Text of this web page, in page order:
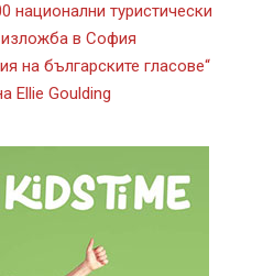
национални туристически
изложба в София
на българските гласове“
Ellie Goulding